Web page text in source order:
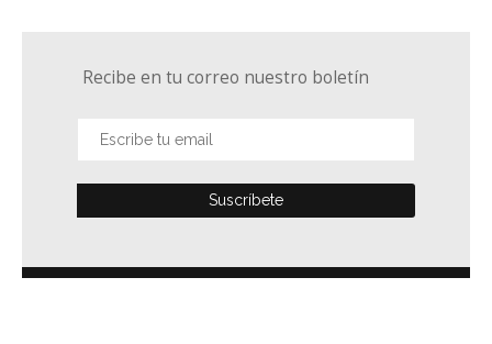
Recibe en tu correo nuestro boletín